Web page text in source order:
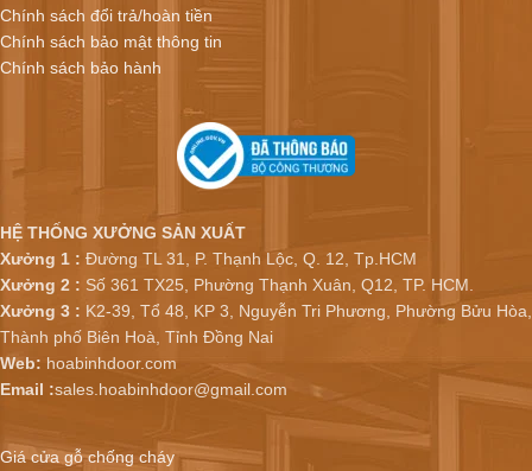
Chính sách đổi trả/hoàn tiền
Chính sách bảo mật thông tin
Chính sách bảo hành
HỆ THỐNG XƯỞNG SẢN XUẤT
Xưởng 1 : Đường TL 31, P. Thạnh Lộc, Q. 12, Tp.HCM
Xưởng 2 : Số 361 TX25, Phường Thạnh Xuân, Q12, TP. HCM.
Xưởng 3 : K2-39, Tổ 48, KP 3, Nguyễn Tri Phương, Phường Bửu Hòa,
Thành phố Biên Hoà, Tỉnh Đồng Nai
Web: hoabinhdoor.com
Email :sales.hoabinhdoor@gmail.com
Giá cửa gỗ chống cháy